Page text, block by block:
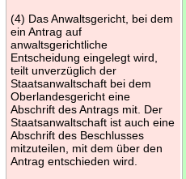
(4) Das Anwaltsgericht, bei dem
ein Antrag auf
anwaltsgerichtliche
Entscheidung eingelegt wird,
teilt unverzüglich der
Staatsanwaltschaft bei dem
Oberlandesgericht eine
Abschrift des Antrags mit. Der
Staatsanwaltschaft ist auch eine
Abschrift des Beschlusses
mitzuteilen, mit dem über den
Antrag entschieden wird.